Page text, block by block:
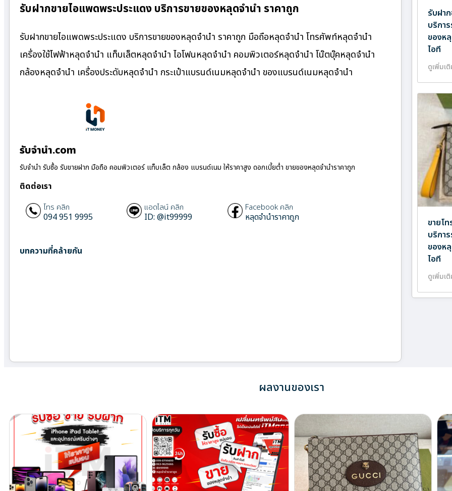
รับฝากขายไอแพดพระประแดง บริการขายของหลุดจำนำ ราคาถูก
รับฝากขายไอแพดพระประแดง บริการขายของหลุดจำนำ ราคาถูก มือถือหลุดจำนำ โทรศัพท์หลุดจำนำ
เครื่องใช้ไฟฟ้าหลุดจำนำ แท็บเล็ตหลุดจำนำ ไอโฟนหลุดจำนำ คอมพิวเตอร์หลุดจำนำ โน๊ตบุ๊คหลุดจำนำ
กล้องหลุดจำนำ เครื่องประดับหลุดจำนำ กระเป๋าแบรนด์เนมหลุดจำนำ ของแบรนด์เนมหลุดจำนำ
รับจํานํา.com
รับจำนำ รับซื้อ รับขายฝาก มือถือ คอมพิวเตอร์ แท็บเล็ต กล้อง แบรนด์เนม ให้ราคาสูง ดอกเบี้ยต่ำ ขายของหลุดจำนำราคาถูก
ติดต่อเรา
โทร คลิก
094 951 9995
แอดไลน์ คลิก
ID: @it99999
Facebook คลิก
หลุดจำนำราคาถูก
บทความที่คล้ายกัน
รับฝา
บริกา
ของห
ไอที
ดูเพิ่มเ
ขายโ
บริกา
ของห
ไอที
ดูเพิ่มเ
ผลงานของเรา